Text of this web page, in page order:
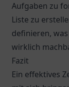
Aufgaben zu
Liste zu
definieren,
wirklich
Fazit
Ein effektives